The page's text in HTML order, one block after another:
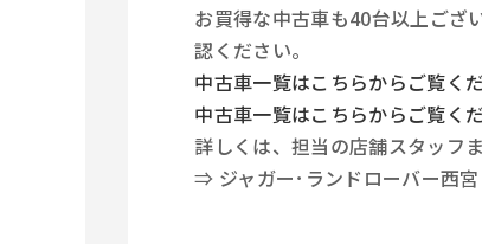
お買得な中古車も40台以上ござ
認ください。
中古車一覧はこちらからご覧く
中古車一覧はこちらからご覧く
詳しくは、担当の店舗スタッフ
⇒ ジャガー･ランドローバー西